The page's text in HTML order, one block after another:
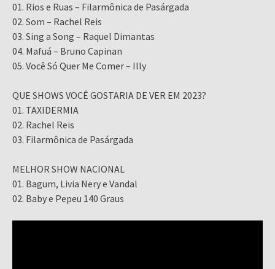
01. Rios e Ruas – Filarmônica de Pasárgada
02. Som – Rachel Reis
03. Sing a Song – Raquel Dimantas
04. Mafuá – Bruno Capinan
05. Você Só Quer Me Comer – Illy
QUE SHOWS VOCÊ GOSTARIA DE VER EM 2023?
01. TAXIDERMIA
02. Rachel Reis
03. Filarmônica de Pasárgada
MELHOR SHOW NACIONAL
01. Bagum, Livia Nery e Vandal
02. Baby e Pepeu 140 Graus